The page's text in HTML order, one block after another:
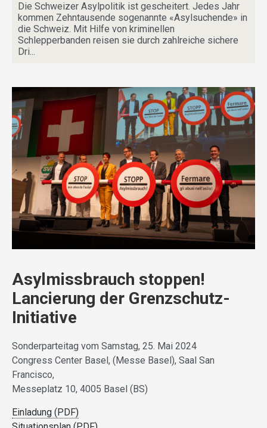
Die Schweizer Asylpolitik ist gescheitert. Jedes Jahr
kommen Zehntausende sogenannte «Asylsuchende» in
die Schweiz. Mit Hilfe von kriminellen
Schlepperbanden reisen sie durch zahlreiche sichere
Dri...
Asylmissbrauch stoppen!
Lancierung der Grenzschutz-
Initiative
Sonderparteitag vom Samstag, 25. Mai 2024
Congress Center Basel, (Messe Basel), Saal San
Francisco,
Messeplatz 10, 4005 Basel (BS)
Einladung (PDF)